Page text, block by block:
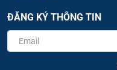
ĐĂNG KÝ THÔNG TIN